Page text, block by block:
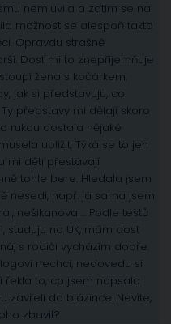
nemluvila a zatím se na
možnost se alespoň takto
Opravdu strašně
Dost mi to znepříjemňuje
žena s kočárkem,
jak si představuju, co
představy mi dělají skoro
rukou dostala nějaké
ublížit. Týká se to jen
mi děti přestávají
tohle bere. Hledala jsem
nesedí, např. já sama jsem
nešikanoval… Podle testů
studuju na UK, mám dost
s rodiči vycházím dobře.
nechci, nedovedu si
řekla to, co jsem napsala
zavřeli do blázince. Nevíte,
zbavit?